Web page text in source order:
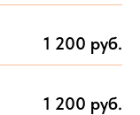
1 200 руб.
1 200 руб.